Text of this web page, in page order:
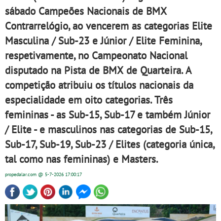
sábado Campeões Nacionais de BMX
Contrarrelógio, ao vencerem as categorias Elite
Masculina / Sub-23 e Júnior / Elite Feminina,
respetivamente, no Campeonato Nacional
disputado na Pista de BMX de Quarteira. A
competição atribuiu os títulos nacionais da
especialidade em oito categorias. Três
femininas - as Sub-15, Sub-17 e também Júnior
/ Elite - e masculinos nas categorias de Sub-15,
Sub-17, Sub-19, Sub-23 / Elites (categoria única,
tal como nas femininas) e Masters.
propedalar.com @ 5-7-2026 17:00:17